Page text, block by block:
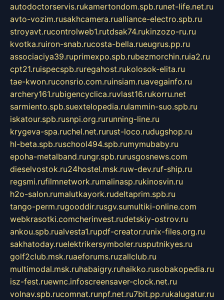
autodoctorservis.rukamertondom.spb.runet-life.net.ru
avto-vozim.rusakhcamera.rualliance-electro.spb.ru
stroyavt.rucontrolweb1.rutdsak74.rukinzozo-ru.ru
kvotka.ruiron-snab.rucosta-bella.rueugrus.pp.ru
associaciya39.ruprimexpo.spb.rubezmorchin.ruia2.ru
cpt21.ruispecspb.ruregahost.rukolosok-elita.ru
tae-kwon.ruconsrio.com.ruinsiam.ruavegainfo.ru
archery161.rubigencyclica.ruvlast16.rukorru.net
sarmiento.spb.suextelopedia.rulammin-suo.spb.ru
iskatour.spb.rusnpi.org.rurunning-line.ru
krygeva-spa.ruchel.net.rurust-loco.rudugshop.ru
hl-beta.spb.ruschool494.spb.rumymubaby.ru
epoha-metalband.rungr.spb.rurusgosnews.com
dieselvostok.ru24hostel.msk.ruw-dev.ruf-ship.ru
regsmi.rufilmnetwork.rumalinasp.rukinosvin.ru
h2o-salon.rumalutkayork.rudeltaprim.spb.ru
tango-perm.rugooddir.rusgv.sumultiki-online.com
webkrasotki.comcherinvest.rudetskiy-ostrov.ru
ankou.spb.rualvesta1.rupdf-creator.runix-files.org.ru
sakhatoday.ruelektrikersymboler.rusputnikyes.ru
golf2club.msk.ruaeforums.ruzallclub.ru
multimodal.msk.ruhabaigry.ruhaikko.rusobakopedia.ru
isz-fest.ruewnc.infoscreensaver-clock.net.ru
volnav.spb.rucomnat.runpf.net.ru7bit.pp.rukalugatur.ru